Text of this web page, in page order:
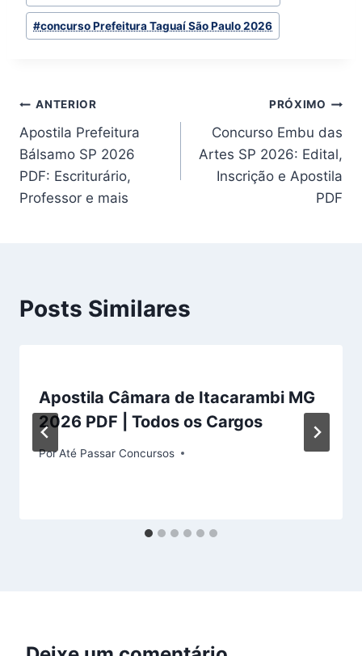
#concurso Prefeitura Taguaí São Paulo 2026
Navegação
de
Post
ANTERIOR
Apostila Prefeitura
Bálsamo SP 2026
PDF: Escriturário,
Professor e mais
PRÓXIMO
Concurso Embu das
Artes SP 2026: Edital,
Inscrição e Apostila
PDF
Posts Similares
Apostila Câmara de Itacarambi MG
2026 PDF | Todos os Cargos
PorAté Passar Concursos